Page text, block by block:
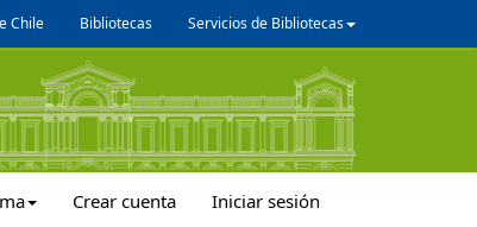
Chile Bibliotecas Servicios de Bibliotecas
Crear cuenta Iniciar sesión